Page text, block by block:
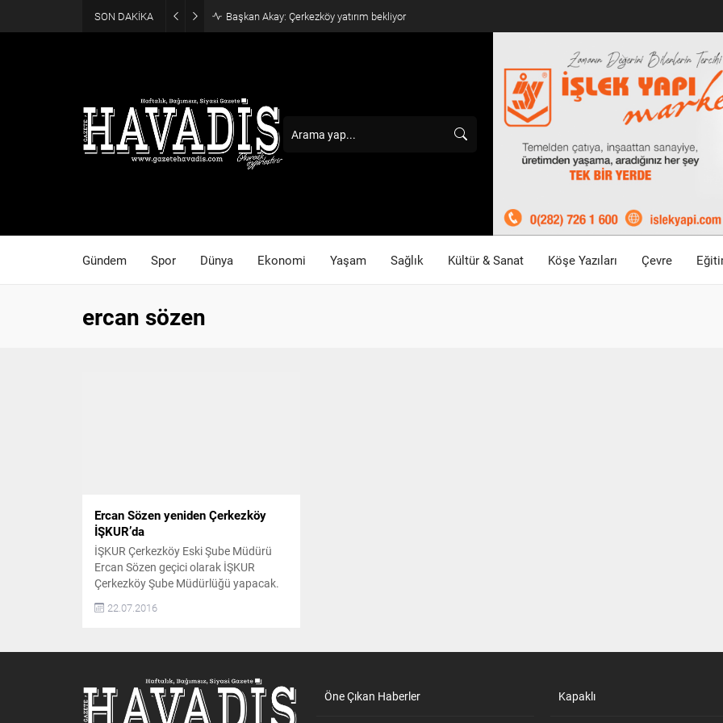
SON DAKİKA Başkan Akay: Çerkezköy yatırım bekliyor
Gündem Spor Dünya Ekonomi Yaşam Sağlık Kültür & Sanat Köşe Yazıları Çevre
ercan sözen
Ercan Sözen yeniden Çerkezköy
İŞKUR’da
İŞKUR Çerkezköy Eski Şube Müdürü
Ercan Sözen geçici olarak İŞKUR
Çerkezköy Şube Müdürlüğü yapacak.
ÇERKEZKÖY’DE 3 AY ÇALIŞACAK 2015
yılının Haziran ayından beri İŞKUR
Çerkezköy Eski Şube Müdürü Ercan
Sözen 3 aylığına yeni müdür oldu.
GEÇİCİ GÖREVE GELDİ...
22.07.2016
Öne Çıkan Haberler Kapaklı